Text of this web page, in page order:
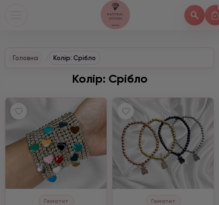
Головна Колір: Срібло
Колір: Срібло
Гематит Гематит